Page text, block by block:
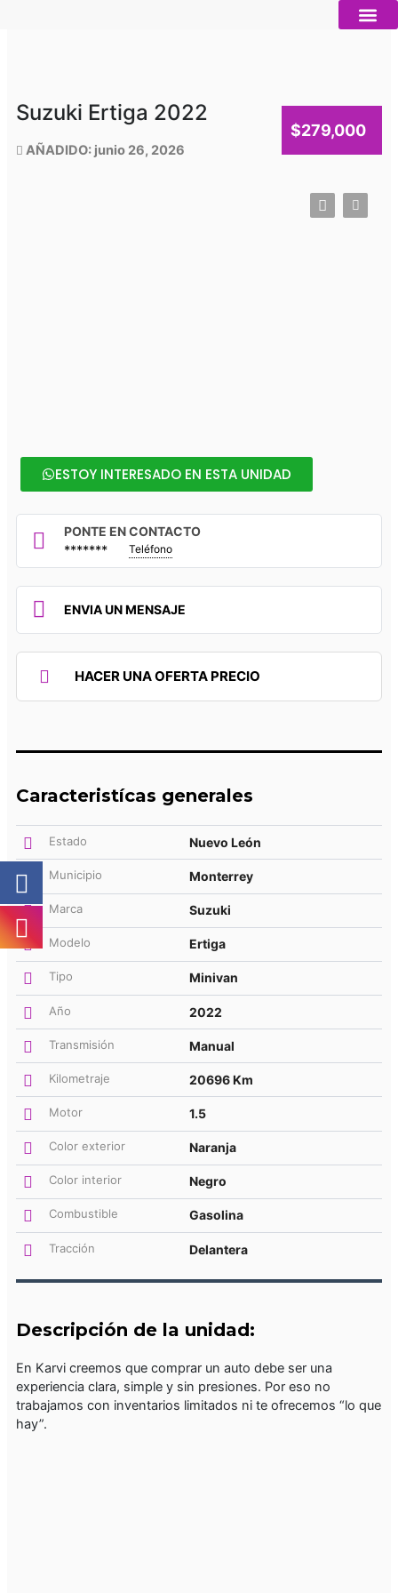
Suzuki Ertiga 2022
AÑADIDO: junio 26, 2026
$279,000
ESTOY INTERESADO EN ESTA UNIDAD
PONTE EN CONTACTO
******* Teléfono
ENVIA UN MENSAJE
HACER UNA OFERTA PRECIO
Caracteristícas generales
Estado Nuevo León
Municipio Monterrey
Marca Suzuki
Modelo Ertiga
Tipo Minivan
Año 2022
Transmisión Manual
Kilometraje 20696 Km
Motor 1.5
Color exterior Naranja
Color interior Negro
Combustible Gasolina
Tracción Delantera
Descripción de la unidad:
En Karvi creemos que comprar un auto debe ser una
experiencia clara, simple y sin presiones. Por eso no
trabajamos con inventarios limitados ni te ofrecemos “lo que
hay”.